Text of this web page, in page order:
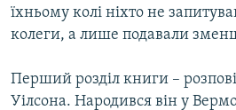
їхньому колі ніхто не
колеги, а лише подавали
Перший розділ книги –
Уілсона. Народився він у